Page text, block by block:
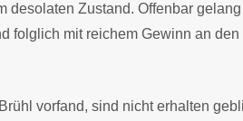
Zustand. Offenbar
folglich mit reichem Gewinn an
vorfand, sind nicht erhalten